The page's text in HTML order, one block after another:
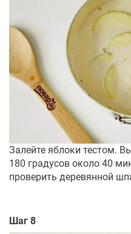
Залейте яблоки тестом.
180 градусов около 40
проверить деревянной
Шаг 8